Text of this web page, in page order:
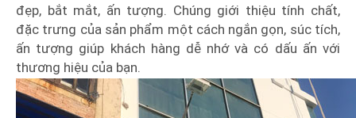
đẹp, bắt mắt, ấn tượng. Chúng giới thiệu tính chất,
đặc trưng của sản phẩm một cách ngắn gọn, súc tích,
ấn tượng giúp khách hàng dễ nhớ và có dấu ấn với
thương hiệu của bạn.